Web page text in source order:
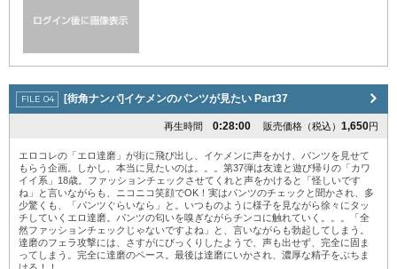
[街角ナンパ]イケメンのパンツが見たい Part37
再生時間 0:28:00 販売価格（税込） 1,650円
エロコレの「エロ達磨」が街に飛び出し、イケメンに声をかけ、パンツを見せて
もらう企画。しかし、本当に見たいのは。。。第37弾は友達と遊び帰りの「カワ
イイ系」18歳。ファッションチェックさせてくれと声をかけると「怪しいです
ね」と言いながらも、ニコニコ笑顔でOK！実はパンツのチェックと聞かされ、多
少驚くも、「パンツぐらいなら」と。いつものように様子を見ながら徐々にタッ
チしていくエロ達磨。パンツの匂いを嗅ぎながらチンコに触れていく。。。「全
然ファッションチェックじゃないですよね」と、言いながらも勃起してしまう。
達磨のフェラ攻撃には、さすがにびっくりしたようで、声も出せず、完全に固ま
ってしまう。完全に達磨のペース。最後は達磨にいかされ、濃厚な精子をぶちま